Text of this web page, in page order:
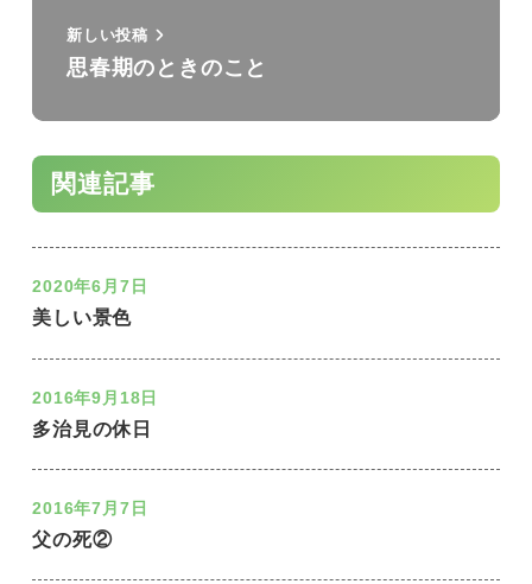
新しい投稿
思春期のときのこと
関連記事
美しい景色
2020年6月7日
多治見の休日
2016年9月18日
父の死②
2016年7月7日